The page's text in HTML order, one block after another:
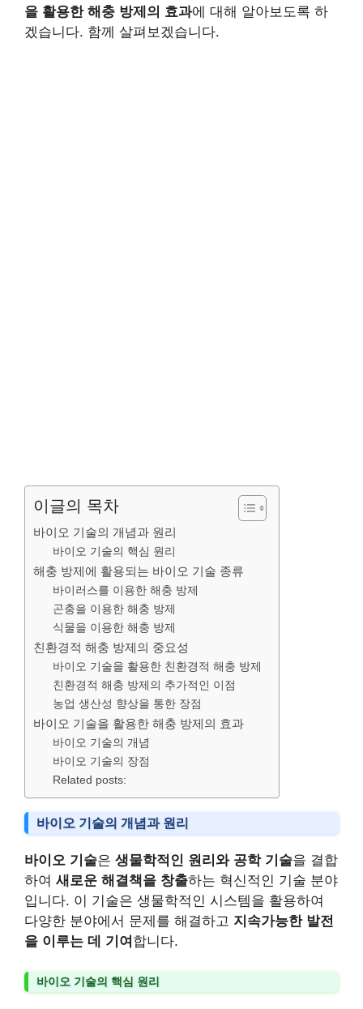
을 활용한 해충 방제의 효과에 대해 알아보도록 하
겠습니다. 함께 살펴보겠습니다.
이글의 목차
바이오 기술의 개념과 원리
바이오 기술의 핵심 원리
해충 방제에 활용되는 바이오 기술 종류
바이러스를 이용한 해충 방제
곤충을 이용한 해충 방제
식물을 이용한 해충 방제
친환경적 해충 방제의 중요성
바이오 기술을 활용한 친환경적 해충 방제
친환경적 해충 방제의 추가적인 이점
농업 생산성 향상을 통한 장점
바이오 기술을 활용한 해충 방제의 효과
바이오 기술의 개념
바이오 기술의 장점
Related posts:
바이오 기술의 개념과 원리
바이오 기술은 생물학적인 원리와 공학 기술을 결합
하여 새로운 해결책을 창출하는 혁신적인 기술 분야
입니다. 이 기술은 생물학적인 시스템을 활용하여
다양한 분야에서 문제를 해결하고 지속가능한 발전
을 이루는 데 기여 합니다.
바이오 기술의 핵심 원리